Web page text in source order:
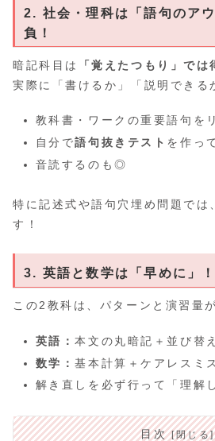
2. 社会・理科は「語句のア
負！
暗記科目は 「覚えたつもり」で
実際に「書けるか」「説明できる
教科書・ワークの重要語句を
自分で語句抜きテスト を作っ
音読するのも◎
特に記述式や語句穴埋め問題では
す！
3. 英語と数学は「早めに」！
この2教科は、パターンと演習量
英語：本文の丸暗記＋並び替
数学：基本計算＋ケアレスミ
解き直しを必ず行って「理解
目次